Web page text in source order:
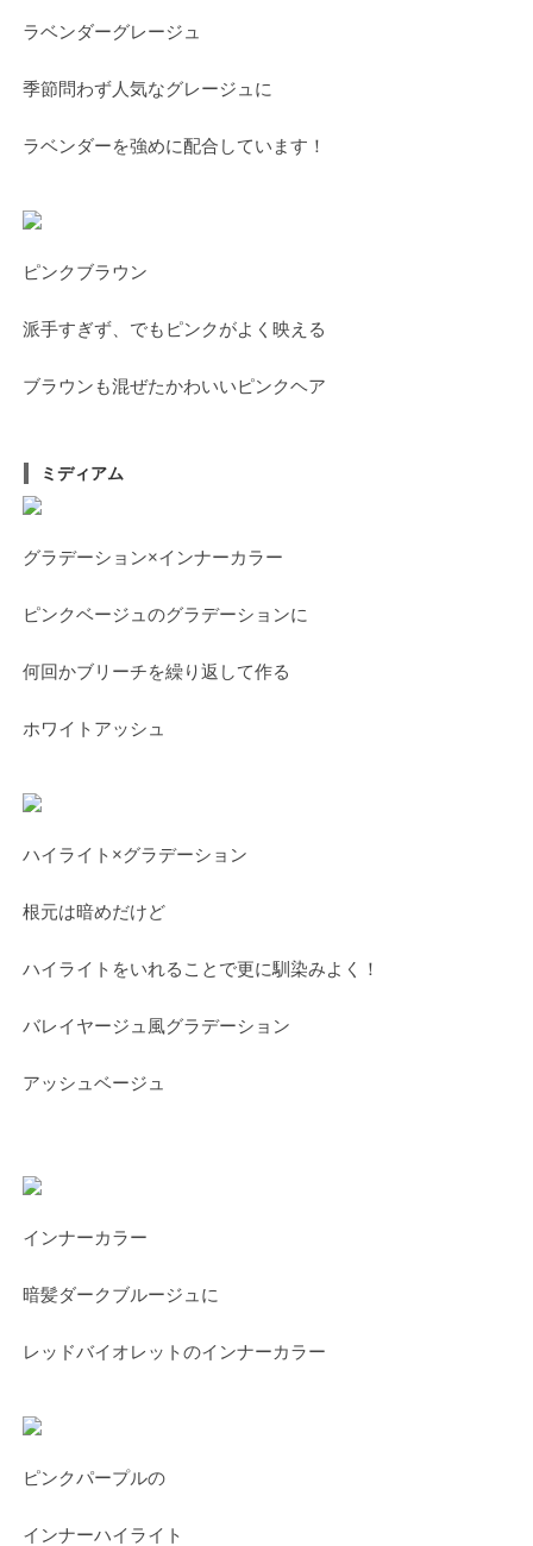
ラベンダーグレージュ
季節問わず人気なグレージュに
ラベンダーを強めに配合しています！
ピンクブラウン
派手すぎず、でもピンクがよく映える
ブラウンも混ぜたかわいいピンクヘア
ミディアム
グラデーション×インナーカラー
ピンクベージュのグラデーションに
何回かブリーチを繰り返して作る
ホワイトアッシュ
ハイライト×グラデーション
根元は暗めだけど
ハイライトをいれることで更に馴染みよく！
バレイヤージュ風グラデーション
アッシュベージュ
インナーカラー
暗髪ダークブルージュに
レッドバイオレットのインナーカラー
ピンクパープルの
インナーハイライト